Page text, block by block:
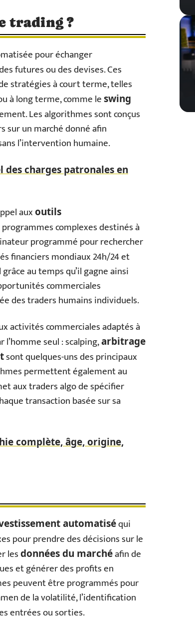
trading ?
pour échanger
futures ou des devises. Ces
stratégies à court terme, telles
à long terme, comme leswing
Les algorithmes sont conçus
sur un marché donné afin
l’intervention humaine.
charges patronales en
auxoutils
complexes destinés à
programmé pour rechercher
financiers mondiaux 24h/24 et
au temps qu’il gagne ainsi
commerciales
des traders humains individuels.
activités commerciales adaptés à
seul : scalping,arbitrage
sont quelques-uns des principaux
permettent également au
aux traders algo de spécifier
transaction basée sur sa
complète, âge, origine,
automatiséqui
pour prendre des décisions sur le
lesdonnées du marchéafin de
et générer des profits en
peuvent être programmés pour
de la volatilité, l’identification
entrées ou sorties.